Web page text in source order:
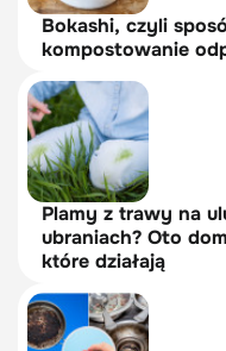
Bokashi, czyli
kompostowanie
Plamy z trawy na
ubraniach? Oto
które działają